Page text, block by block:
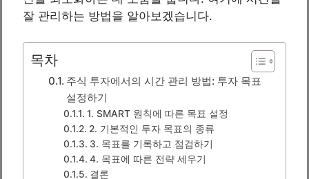
잘 관리하는 방법을 알아보겠습니다.
목차
주식 투자에서의 시간 관리 방법: 투자 목표
설정하기
1. SMART 원칙에 따른 목표 설정
2. 기본적인 투자 목표의 종류
3. 목표를 기록하고 점검하기
4. 목표에 따른 전략 세우기
결론